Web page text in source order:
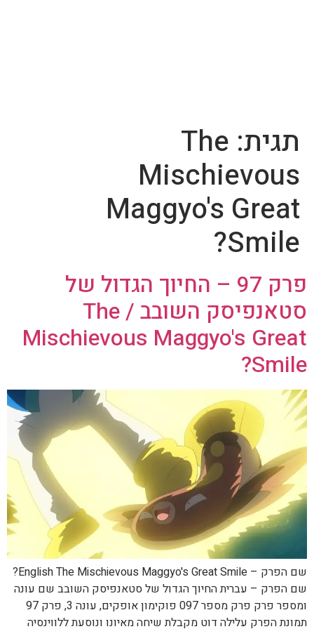
תגית: The
Mischievous
Maggyo's Great
Smile?
פרק 97 – החיוך הגדול של
סטאנפיסק השובב / The
Mischievous Maggyo's Great
Smile?
שם הפרק – English The Mischievous Maggyo's Great Smile?
שם הפרק – עברית החיוך הגדול של סטאנפיסק השובב שם עונה
ומספר פרק פרק מספר 097 פוקימון אופקים, עונה 3, פרק 97
תמונת הפרק עלילה דוט מקבלת שיחה מאיונו ונוסעת ללווינסיה